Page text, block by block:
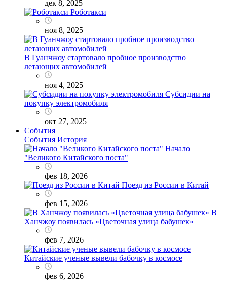
дек 8, 2025
Роботакси
ноя 8, 2025
В Гуанчжоу стартовало пробное производство
летающих автомобилей
ноя 4, 2025
Субсидии на
покупку электромобиля
окт 27, 2025
События
События История
Начало
"Великого Китайского поста"
фев 18, 2026
Поезд из России в Китай
фев 15, 2026
В
Ханчжоу появилась «Цветочная улица бабушек»
фев 7, 2026
Китайские ученые вывели бабочку в космосе
фев 6, 2026